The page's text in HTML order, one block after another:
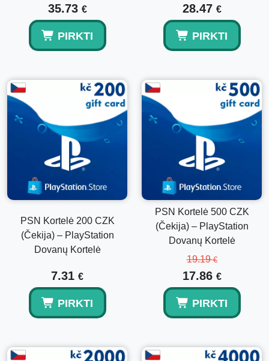
Ne, tai yra skaitmeninis kodas, pristatomas elektroniniu
Ar kelios PSN kortelės gali būti panaudotos
Taip, kelios piniginės kodai gali būti panaudoti toje pačioje
Čekijos PlayStation paskyroje.
35.73 €
PIRKTI
28.47 €
PIRKTI
PSN Kortelė 200 CZK
(Čekija) – PlayStation
Dovanų Kortelė
7.31 €
PIRKTI
PSN Kortelė 500 CZK
(Čekija) – PlayStation
Dovanų Kortelė
19.19€
17.86 €
PIRKTI